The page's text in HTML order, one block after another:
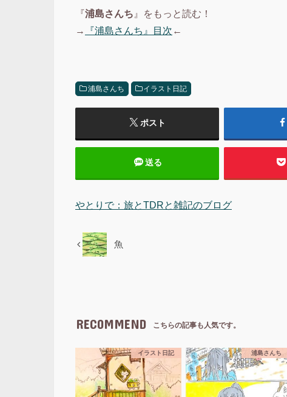
『浦島さんち 』をもっと読む！
→
『浦島さんち』目次 ←
浦島さんち イラスト日記
ポスト
送る
やとりで：旅とTDRと雑記のブログ
魚
RECOMMEND こちらの記事も人気です。
イラスト日記 浦島さんち